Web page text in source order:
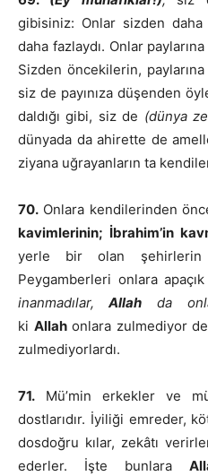
gibisiniz: Onlar sizden daha
daha fazlaydı. Onlar
Sizden öncekilerin,
siz de payınıza düşenden
daldığı gibi, siz de (dünya
dünyada da ahirette de
ziyana uğrayanların ta
70. Onlara kendilerinden
kavimlerinin; İbrahim’in
yerle bir olan şehirlerin
Peygamberleri onlara
inanmadılar, Allah da
ki Allahonlara zulmediyor
zulmediyorlardı.
71. Mü’min erkekler ve
dostlarıdır. İyiliği emreder,
dosdoğru kılar, zekâtı
ederler. İşte bunlara